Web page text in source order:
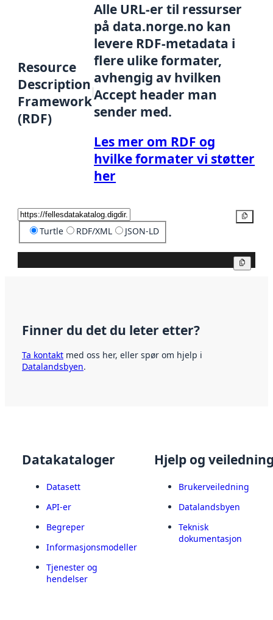
Resource
Description
Framework
(RDF)
Alle URL-er til ressurser
på data.norge.no kan
levere RDF-metadata i
flere ulike formater,
avhengig av hvilken
Accept header man
sender med.
Les mer om RDF og
hvilke formater vi støtter
her
Turtle RDF/XML JSON-LD
Finner du det du leter etter?
Ta kontakt med oss her, eller spør om hjelp i
Datalandsbyen.
Datakataloger
Datasett
API-er
Begreper
Informasjonsmodeller
Tjenester og
hendelser
Hjelp og
Brukerveiledning
Datalandsbyen
Teknisk
dokumentasjon